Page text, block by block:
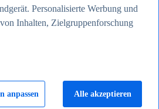
Personalisierte Werbung und
Inhalten, Zielgruppenforschung
anpassen Alle akzeptieren